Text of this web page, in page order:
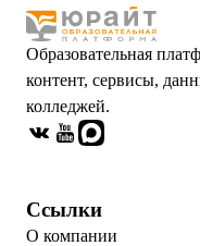
Образовательная
контент, сервисы,
колледжей.
Ссылки
О компании